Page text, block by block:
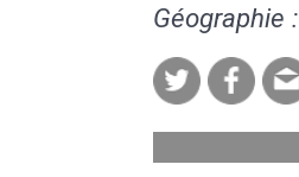
Géographie :